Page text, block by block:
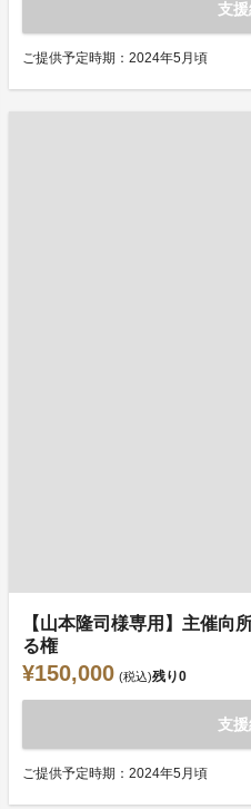
支
ご提供予定時期：2024年5月頃
【山本隆司様専用】主催向
る権
¥150,000 (税込)残り0
支
ご提供予定時期：2024年5月頃